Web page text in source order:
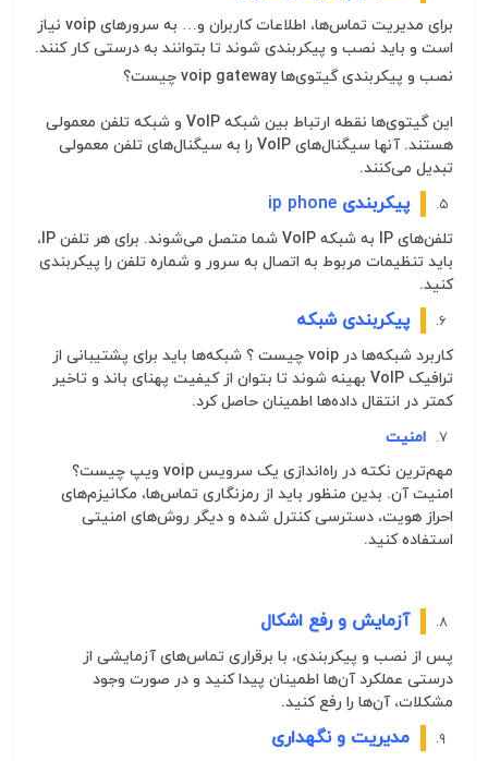
برای مدیریت تماس‌ها، اطلاعات کاربران و… به سرورهای voip نیاز
است و باید نصب و پیکربندی شوند تا بتوانند به درستی کار کنند.
نصب و پیکربندی گیتوی‌ها voip gateway چیست؟
این گیتوی‌ها نقطه ارتباط بین شبکه VoIP و شبکه تلفن معمولی
هستند. آنها سیگنال‌های VoIP را به سیگنال‌های تلفن معمولی
تبدیل می‌کنند.
پیکربندی ip phone
تلفن‌های IP به شبکه VoIP شما متصل می‌شوند. برای هر تلفن IP،
باید تنظیمات مربوط به اتصال به سرور و شماره تلفن را پیکربندی
کنید.
پیکربندی شبکه
کاربرد شبکه‌ها در voip چیست ؟ شبکه‌ها باید برای پشتیبانی از
ترافیک VoIP بهینه شوند تا بتوان از کیفیت پهنای باند و تاخیر
کمتر در انتقال داده‌ها اطمینان حاصل کرد.
امنیت
مهم‌ترین نکته در راه‌اندازی یک سرويس voip ويپ چيست؟
امنیت آن. بدین منظور باید از رمزنگاری تماس‌ها، مکانیزم‌های
احراز هویت، دسترسی کنترل شده و دیگر روش‌های امنیتی
استفاده کنید.
آزمایش و رفع اشکال
پس از نصب و پیکربندی، با برقراری تماس‌های آزمایشی از
درستی عملکرد آن‌ها اطمینان پیدا کنید و در صورت وجود
مشکلات، آن‌ها را رفع کنید.
مدیریت و نگهداری